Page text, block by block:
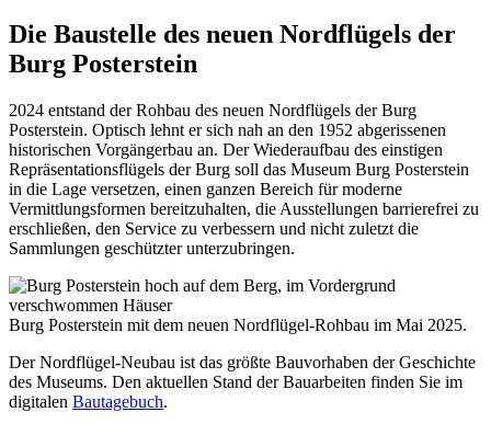
Die Baustelle des neuen Nordflügels der
Burg Posterstein
2024 entstand der Rohbau des neuen Nordflügels der Burg
Posterstein. Optisch lehnt er sich nah an den 1952 abgerissenen
historischen Vorgängerbau an. Der Wiederaufbau des einstigen
Repräsentationsflügels der Burg soll das Museum Burg Posterstein
in die Lage versetzen, einen ganzen Bereich für moderne
Vermittlungsformen bereitzuhalten, die Ausstellungen barrierefrei zu
erschließen, den Service zu verbessern und nicht zuletzt die
Sammlungen geschützter unterzubringen.
Burg Posterstein mit dem neuen Nordflügel-Rohbau im Mai 2025.
Der Nordflügel-Neubau ist das größte Bauvorhaben der Geschichte
des Museums. Den aktuellen Stand der Bauarbeiten finden Sie im
digitalen Bautagebuch.